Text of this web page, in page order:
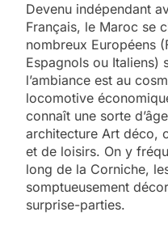
Devenu indépendant
Français, le Maroc se
nombreux Européens
Espagnols ou Italiens)
l’ambiance est au
locomotive
connaît une sorte
architecture Art déco,
et de loisirs. On y
long de la Corniche,
somptueusement
surprise-parties.